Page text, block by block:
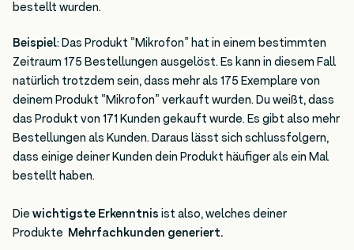
bestellt wurden.
Beispiel: Das Produkt “Mikrofon” hat in einem bestimmten
Zeitraum 175 Bestellungen ausgelöst. Es kann in diesem Fall
natürlich trotzdem sein, dass mehr als 175 Exemplare von
deinem Produkt “Mikrofon” verkauft wurden. Du weißt, dass
das Produkt von 171 Kunden gekauft wurde. Es gibt also mehr
Bestellungen als Kunden. Daraus lässt sich schlussfolgern,
dass einige deiner Kunden dein Produkt häufiger als ein Mal
bestellt haben.
Diewichtigste Erkenntnisist also, welches deiner
Produkte Mehrfachkunden generiert.